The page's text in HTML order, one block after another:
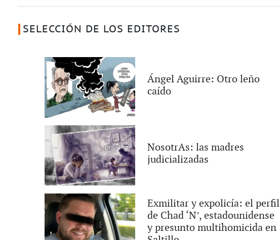
SELECCIÓN DE LOS EDITORES
Ángel Aguirre: Otro leño
caído
NosotrAs: las madres
judicializadas
Exmilitar y expolicía: el perfil
de Chad ‘N’, estadounidense
y presunto multihomicida en